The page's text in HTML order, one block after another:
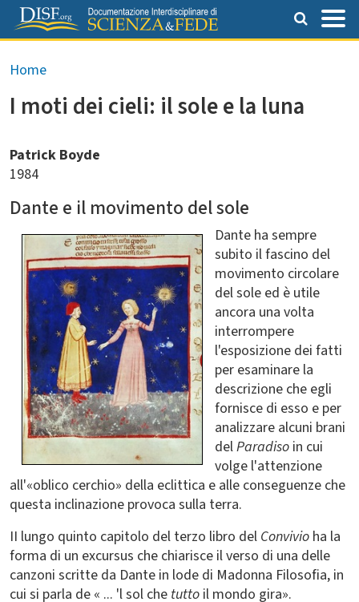
Salta al contenuto principale
Briciole di pane
Home
I moti dei cieli: il sole e la luna
Patrick Boyde
1984
Dante e il movimento del sole
Dante ha sempre
subito il fascino del
movimento circolare
del sole ed è utile
ancora una volta
interrompere
l'esposizione dei fatti
per esaminare la
descrizione che egli
fornisce di esso e per
analizzare alcuni brani
delParadiso in cui
volge l'attenzione
all'«oblico cerchio» della eclittica e alle conseguenze che
questa inclinazione provoca sulla terra.
II lungo quinto capitolo del terzo libro del Convivio ha la
forma di un excursus che chiarisce il verso di una delle
canzoni scritte da Dante in lode di Madonna Filosofia, in
cui si parla de « ... 'l sol che tutto il mondo gira».